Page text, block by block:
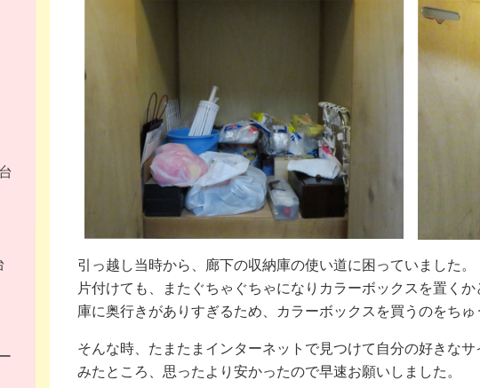
引っ越し当時から、廊下の収納庫の使い道に困っていました。
片付けても、またぐちゃぐちゃになりカラーボックスを置く
庫に奥行きがありすぎるため、カラーボックスを買うのをちゅ
そんな時、たまたまインターネットで見つけて自分の好きな
みたところ、思ったより安かったので早速お願いしました。